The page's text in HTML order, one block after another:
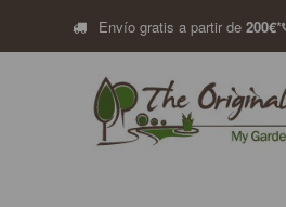
Envío gratis a partir de200€*